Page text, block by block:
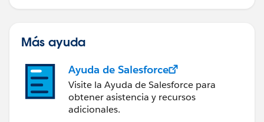
Más ayuda
Ayuda de Salesforce
Visite la Ayuda de Salesforce para
obtener asistencia y recursos
adicionales.